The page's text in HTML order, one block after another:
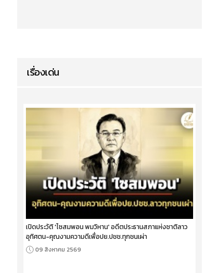
เรื่องเด่น
เปิดประวัติ 'ไซสมพอน พมวิหาน' อดีตประธานสภาแห่งชาติลาว
อุทิศตน-คุณงามความดีเพื่อปย.ปชช.ทุกชนเผ่า
09 สิงหาคม 2569